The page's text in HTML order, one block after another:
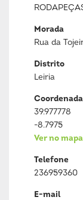
Morada
Rua da
Distrito
Leiria
39.977778
-8.7975
Ver no mapa
Telefone
236959360
E-mail